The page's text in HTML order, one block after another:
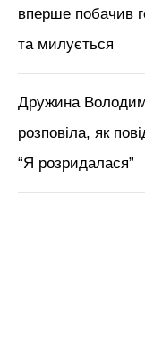
вперше побачив
та милується
Дружина
розповіла, як
“Я розридалася”